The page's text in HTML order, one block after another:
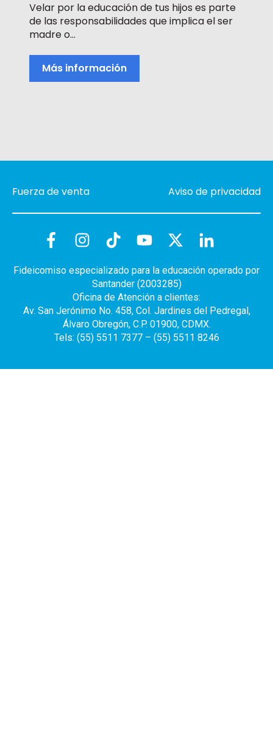
Velar por la educación de tus hijos es parte
de las responsabilidades que implica el ser
madre o...
Más información
Fuerza de venta Aviso de privacidad
Fideicomiso especializado para la educación operado por
Santander (2003285)
Oficina de Atención a clientes:
Av. San Jerónimo No. 458, Col. Jardines del Pedregal,
Álvaro Obregón, C.P. 01900, CDMX.
Tels: (55) 5511 7377 – (55) 5511 8246